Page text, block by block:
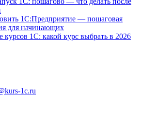
1С:Предприятие — пошаговая
для начинающих
курсов 1С: какой курс выбрать в 2026
1c.ru